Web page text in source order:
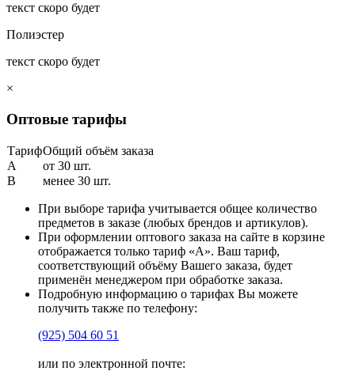
текст скоро будет
Полиэстер
текст скоро будет
×
Оптовые тарифы
ТарифОбщий объём заказа
A
от 30 шт.
B
менее 30 шт.
При выборе тарифа учитывается общее количество
предметов в заказе (любых брендов и артикулов).
При оформлении оптового заказа на сайте в корзине
отображается только тариф «А». Ваш тариф,
соответствующий объёму Вашего заказа, будет
применён менеджером при обработке заказа.
Подробную информацию о тарифах Вы можете
получить также по телефону:
(925) 504 60 51
или по электронной почте: